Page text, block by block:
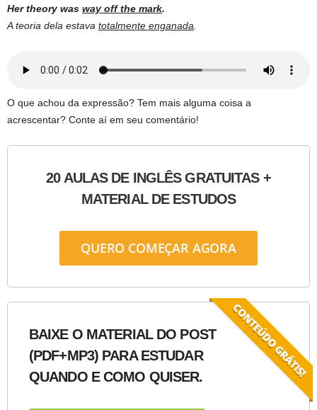
Her theory was way off the mark.
A teoria dela estava totalmente enganada
O que achou da expressão? Tem mais alguma coisa a
acrescentar? Conte aí em seu comentário!
20 AULAS DE INGLÊS GRATUITAS +
MATERIAL DE ESTUDOS
QUERO COMEÇAR AGORA
BAIXE O MATERIAL DO POST
(PDF+MP3) PARA ESTUDAR
QUANDO E COMO QUISER.